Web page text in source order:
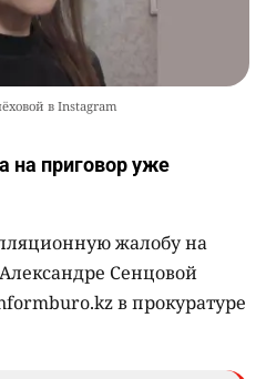
в Instagram
на приговор уже
жалобу на
Сенцовой
в прокуратуре